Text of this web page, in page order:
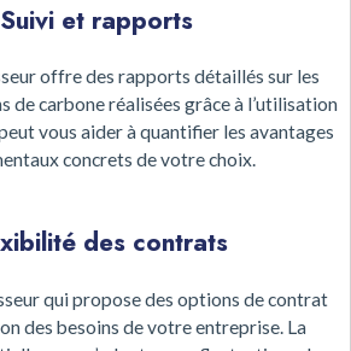
et rapports
offre des rapports détaillés sur les
de carbone réalisées grâce à l’utilisation
vous aider à quantifier les avantages
concrets de votre choix.
des contrats
qui propose des options de contrat
des besoins de votre entreprise. La